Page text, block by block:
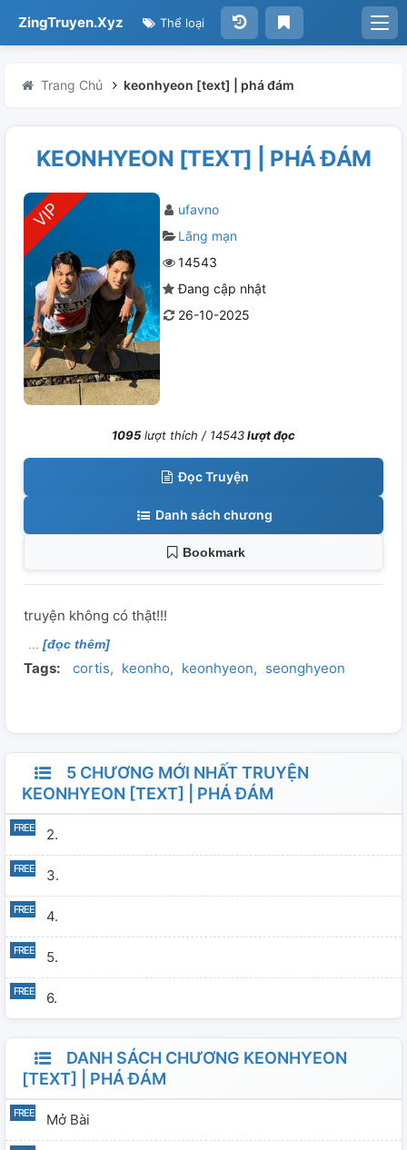
ZingTruyen.Xyz Thể loại
Trang Chủ keonhyeon [text] | phá đám
KEONHYEON [TEXT] | PHÁ ĐÁM
ufavno
Lãng mạn
14543
Đang cập nhật
26-10-2025
1095 lượt thích / 14543lượt đọc
Đọc Truyện
Danh sách chương
Bookmark
truyện không có thật!!!
[đọc thêm]
Tags: cortis keonho keonhyeon seonghyeon
5 CHƯƠNG MỚI NHẤT TRUYỆN
KEONHYEON [TEXT] | PHÁ ĐÁM
2.
3.
4.
5.
6.
DANH SÁCH CHƯƠNG KEONHYEON
[TEXT] | PHÁ ĐÁM
Mở Bài